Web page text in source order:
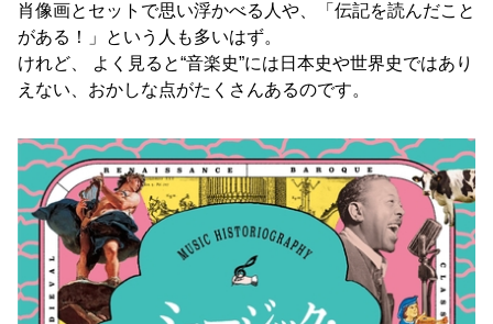
肖像画とセットで思い浮かべる人や、「伝記を読んだこと
がある！」という人も多いはず。
けれど、 よく見ると“音楽史”には日本史や世界史ではあり
えない、おかしな点がたくさんあるのです。